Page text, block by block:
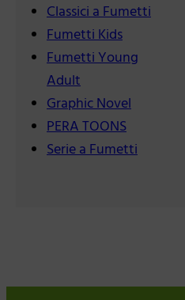
Classici a Fumetti
Fumetti Kids
Fumetti Young
Adult
Graphic Novel
PERA TOONS
Serie a Fumetti